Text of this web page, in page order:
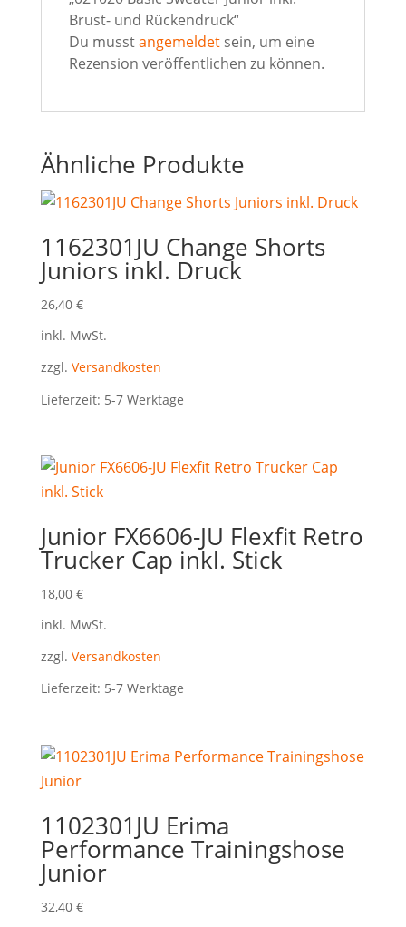
Brust- und Rückendruck“
Du musstangemeldetsein, um eine
Rezension veröffentlichen zu können.
Ähnliche Produkte
1162301JU Change Shorts
Juniors inkl. Druck
26,40 €
inkl. MwSt.
zzgl. Versandkosten
Lieferzeit: 5-7 Werktage
Junior FX6606-JU Flexfit Retro
Trucker Cap inkl. Stick
18,00 €
inkl. MwSt.
zzgl. Versandkosten
Lieferzeit: 5-7 Werktage
1102301JU Erima
Performance Trainingshose
Junior
32,40 €